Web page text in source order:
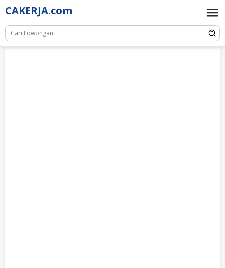
Skip
to
content
CAKERJA.com